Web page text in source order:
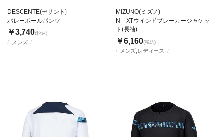
メンズ
DESCENTE(デサント)
バレーボールパンツ
￥3,740(税込)
メンズ,レディース
MIZUNO(ミズノ)
N－XTウインドブレーカージャケッ
ト(長袖)
￥6,160(税込)